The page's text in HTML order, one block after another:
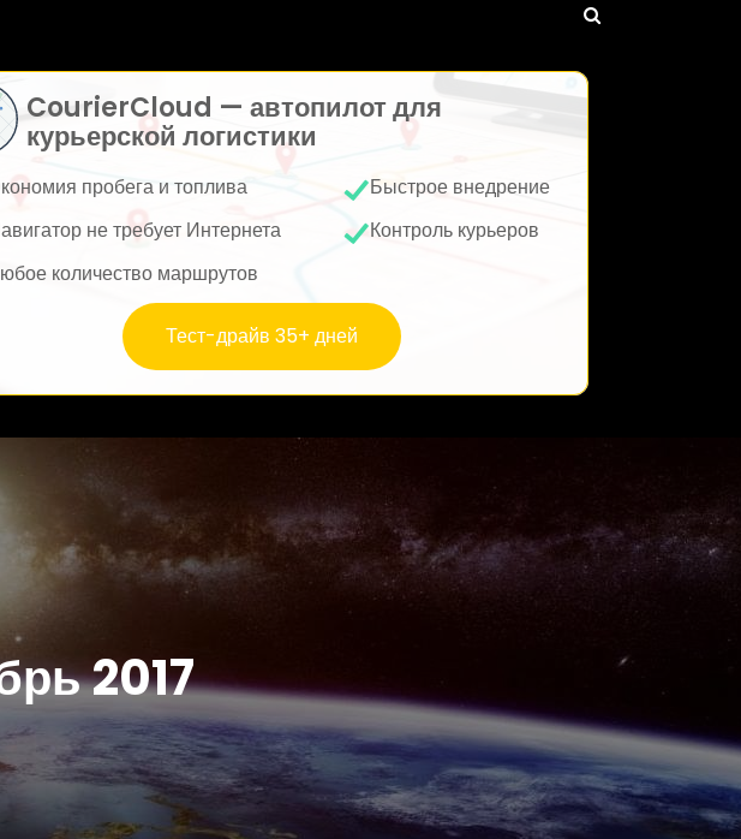
CourierCloud — автопилот для
курьерской логистики
пробега и топлива
Быстрое внедрение
не требует Интернета
Контроль курьеров
количество маршрутов
Тест-драйв 35+ дней
2017